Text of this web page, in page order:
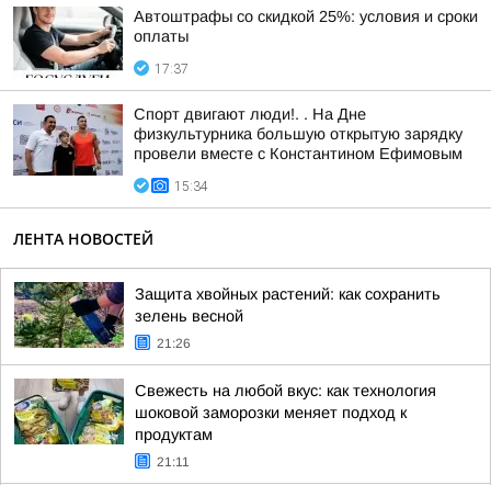
Автоштрафы со скидкой 25%: условия и сроки
оплаты
17:37
Спорт двигают люди!. . На Дне
физкультурника большую открытую зарядку
провели вместе с Константином Ефимовым
15:34
ЛЕНТА НОВОСТЕЙ
Защита хвойных растений: как сохранить
зелень весной
21:26
Свежесть на любой вкус: как технология
шоковой заморозки меняет подход к
продуктам
21:11